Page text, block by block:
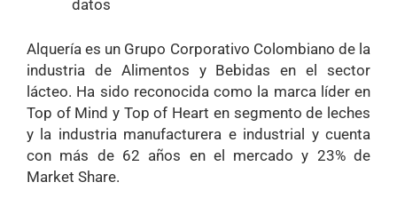
datos
Alquería es un Grupo Corporativo Colombiano de la
industria de Alimentos y Bebidas en el sector
lácteo. Ha sido reconocida como la marca líder en
Top of Mind y Top of Heart en segmento de leches
y la industria manufacturera e industrial y cuenta
con más de 62 años en el mercado y 23% de
Market Share.